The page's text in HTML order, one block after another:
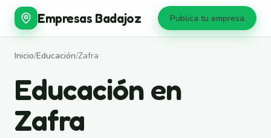
Empresas Badajoz Publica tu empresa
Inicio/Educación/Zafra
Educación en
Zafra